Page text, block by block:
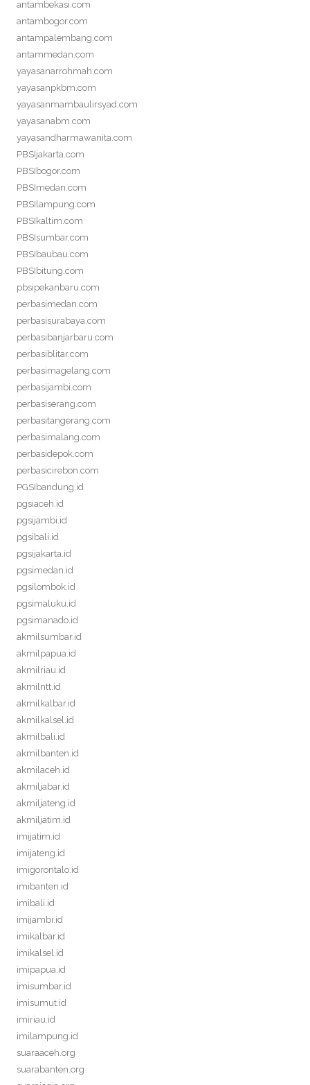
antambekasi.com
antambogor.com
antampalembang.com
antammedan.com
yayasanarrohmah.com
yayasanpkbm.com
yayasanmambaulirsyad.com
yayasanabm.com
yayasandharmawanita.com
PBSIjakarta.com
PBSIbogor.com
PBSImedan.com
PBSIlampung.com
PBSIkaltim.com
PBSIsumbar.com
PBSIbaubau.com
PBSIbitung.com
pbsipekanbaru.com
perbasimedan.com
perbasisurabaya.com
perbasibanjarbaru.com
perbasiblitar.com
perbasimagelang.com
perbasijambi.com
perbasiserang.com
perbasitangerang.com
perbasimalang.com
perbasidepok.com
perbasicirebon.com
PGSIbandung.id
pgsiaceh.id
pgsijambi.id
pgsibali.id
pgsijakarta.id
pgsimedan.id
pgsilombok.id
pgsimaluku.id
pgsimanado.id
akmilsumbar.id
akmilpapua.id
akmilriau.id
akmilntt.id
akmilkalbar.id
akmilkalsel.id
akmilbali.id
akmilbanten.id
akmilaceh.id
akmiljabar.id
akmiljateng.id
akmiljatim.id
imijatim.id
imijateng.id
imigorontalo.id
imibanten.id
imibali.id
imijambi.id
imikalbar.id
imikalsel.id
imipapua.id
imisumbar.id
imisumut.id
imiriau.id
imilampung.id
suaraaceh.org
suarabanten.org